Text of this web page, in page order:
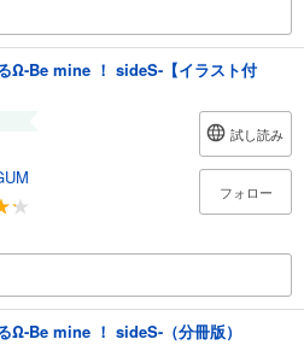
Ω-Be mine ！ sideS-【イラスト付
試し読み
フォロー
Ω-Be mine ！ sideS-（分冊版）